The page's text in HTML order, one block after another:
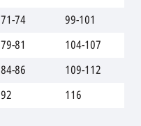
71-74 99-101
79-81 104-107
84-86 109-112
92 116